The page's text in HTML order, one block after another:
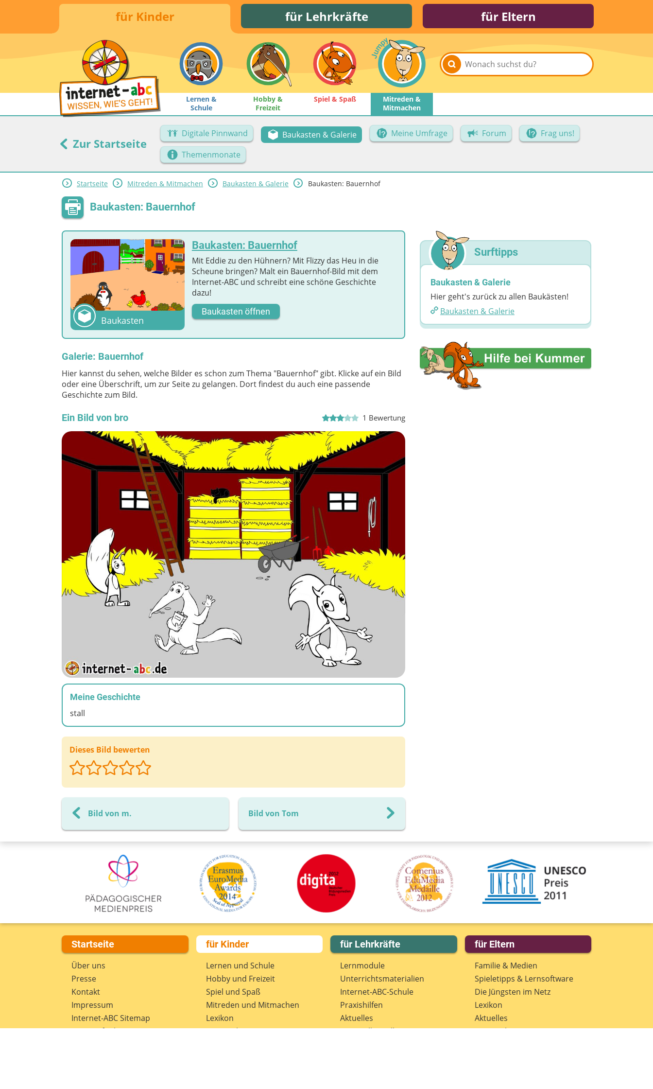
für Kinder für Lehrkräfte für Eltern
Lernen &
Schule
Hobby &
Freizeit
Spiel & Spaß
Mitreden &
Mitmachen
Zur Startseite
Digitale Pinnwand Baukasten & Galerie Meine Umfrage Forum
Frag uns!
Themenmonate
Startseite Mitreden & Mitmachen Baukasten & Galerie Baukasten: Bauernhof
Baukasten: Bauernhof
Baukasten
Baukasten: Bauernhof
Mit Eddie zu den Hühnern? Mit Flizzy das Heu in die
Scheune bringen? Malt ein Bauernhof-Bild mit dem
Internet-ABC und schreibt eine schöne Geschichte
dazu!
Baukasten öffnen
Galerie: Bauernhof
Hier kannst du sehen, welche Bilder es schon zum Thema "Bauernhof" gibt. Klicke auf ein Bild
oder eine Überschrift, um zur Seite zu gelangen. Dort findest du auch eine passende
Geschichte zum Bild.
Ein Bild von bro 1 Bewertung
Meine Geschichte
stall
Dieses Bild bewerten
Bild von m. Bild von Tom
Surftipps
Baukasten & Galerie
Hier geht's zurück zu allen Baukästen!
Baukasten & Galerie
Startseite
Über uns
Presse
Kontakt
Impressum
Internet-ABC Sitemap
Barrierefreiheit
für Kinder
Lernen und Schule
Hobby und Freizeit
Spiel und Spaß
Mitreden und Mitmachen
Lexikon
Datenschutz
für Lehrkräfte
Lernmodule
Unterrichts­materialien
Internet-ABC-Schule
Praxishilfen
Aktuelles
Materialbestellung
für Eltern
Familie & Medien
Spieletipps & Lernsoftware
Die Jüngsten im Netz
Lexikon
Aktuelles
Datenschutz